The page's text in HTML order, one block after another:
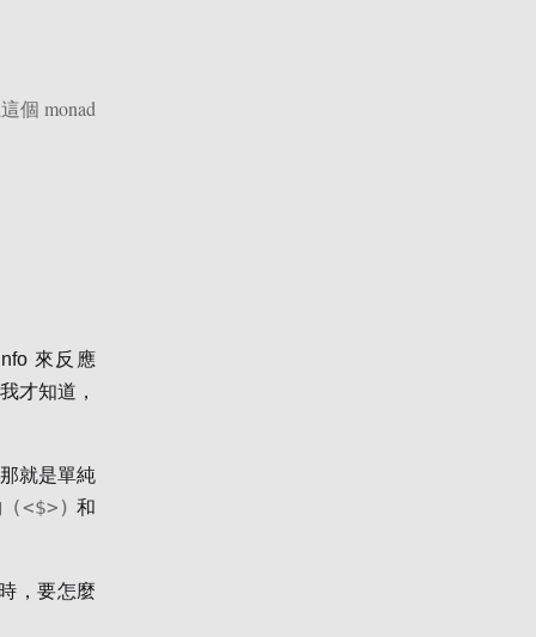
個 monad
來反應
才知道，
就是單純
(<$>) 和
時，要怎麼